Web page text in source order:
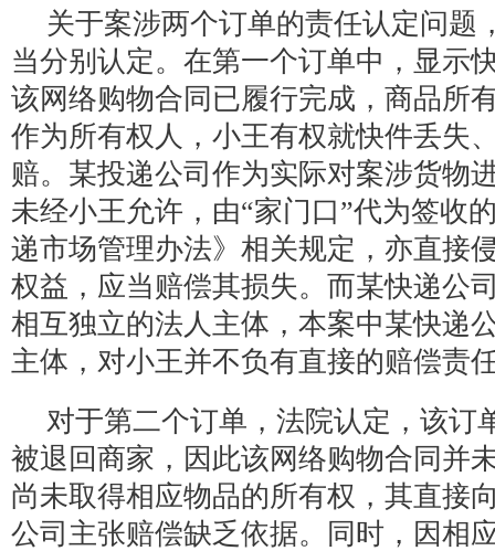
关于案涉两个订单的责任认定问题
当分别认定。在第一个订单中，显示
该网络购物合同已履行完成，商品所
作为所有权人，小王有权就快件丢失
赔。某投递公司作为实际对案涉货物
未经小王允许，由“家门口”代为签收
递市场管理办法》相关规定，亦直接
权益，应当赔偿其损失。而某快递公
相互独立的法人主体，本案中某快递
主体，对小王并不负有直接的赔偿责
对于第二个订单，法院认定，该订
被退回商家，因此该网络购物合同并
尚未取得相应物品的所有权，其直接
公司主张赔偿缺乏依据。同时，因相